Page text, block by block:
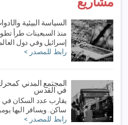
السياسة البيئية
منذ السبعينات طرأ
إسرائيل وفي دول
رابط للمصدر >
المجتمع المدني
في القدس
ساكن. ويسافر اليها يوميا ما
رابط للمصدر >